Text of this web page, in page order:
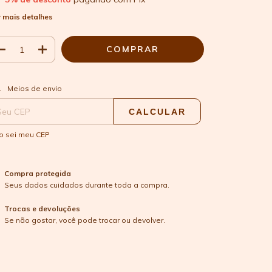
mais detalhes
para o CEP:
Meios de envio
CALCULAR
sei meu CEP
Compra protegida
Seus dados cuidados durante toda a compra.
Trocas e devoluções
Se não gostar, você pode trocar ou devolver.